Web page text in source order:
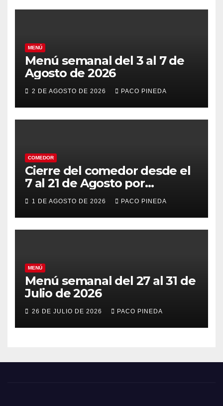
MENÚ
Menú semanal del 3 al 7 de
Agosto de 2026
2 DE AGOSTO DE 2026 PACO PINEDA
COMEDOR
Cierre del comedor desde el
7 al 21 de Agosto por
vacaciones
1 DE AGOSTO DE 2026 PACO PINEDA
MENÚ
Menú semanal del 27 al 31 de
Julio de 2026
26 DE JULIO DE 2026 PACO PINEDA